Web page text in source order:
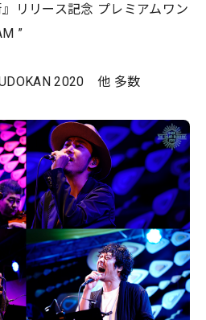
リリース記念 プレミアムワン
”
2020 他 多数